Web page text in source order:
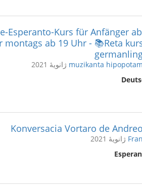
Esperanto-Kurs für Anfänger
montags ab 19 Uhr - 📚Reta
muzikanta
Konversacia Vortaro de